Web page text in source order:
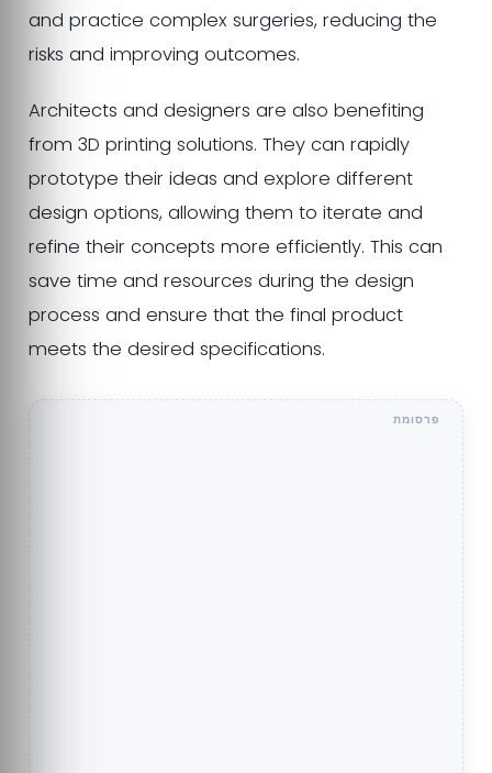
and practice complex surgeries, reducing the
risks and improving outcomes.
Architects and designers are also benefiting
from 3D printing solutions. They can rapidly
prototype their ideas and explore different
design options, allowing them to iterate and
refine their concepts more efficiently. This can
save time and resources during the design
process and ensure that the final product
meets the desired specifications.